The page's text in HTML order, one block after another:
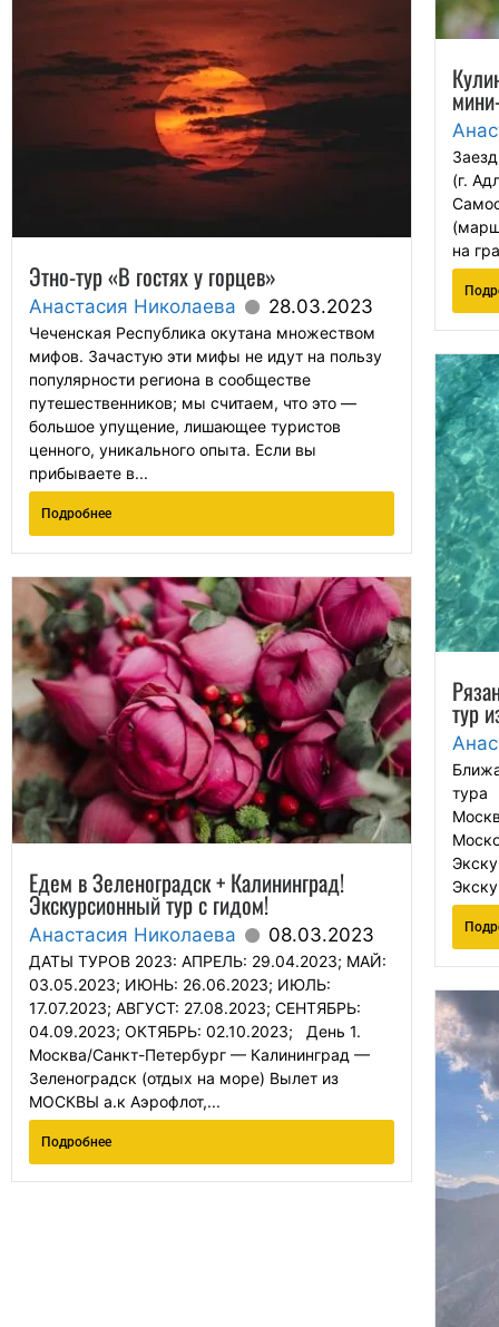
(г.
на
Этно-тур «В гостях у горцев»
Анастасия Николаева 28.03.2023
Чеченская Республика окутана множеством
мифов. Зачастую эти мифы не идут на пользу
популярности региона в сообществе
путешественников; мы считаем, что это —
большое упущение, лишающее туристов
ценного, уникального опыта. Если вы
прибываете в...
Подробнее
тур
тура
Едем в Зеленоградск + Калининград!
Экскурсионный тур с гидом!
Анастасия Николаева 08.03.2023
ДАТЫ ТУРОВ 2023: АПРЕЛЬ: 29.04.2023; МАЙ:
03.05.2023; ИЮНЬ: 26.06.2023; ИЮЛЬ:
17.07.2023; АВГУСТ: 27.08.2023; СЕНТЯБРЬ:
04.09.2023; ОКТЯБРЬ: 02.10.2023; День 1.
Москва/Санкт-Петербург — Калининград —
Зеленоградск (отдых на море) Вылет из
МОСКВЫ а.к Аэрофлот,...
Подробнее